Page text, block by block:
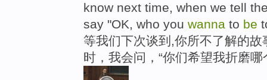
know next time, when we tell
say "OK, who you wanna to be
等我们下次谈到,你所不了解的
时，我会问，“你们希望我折磨哪